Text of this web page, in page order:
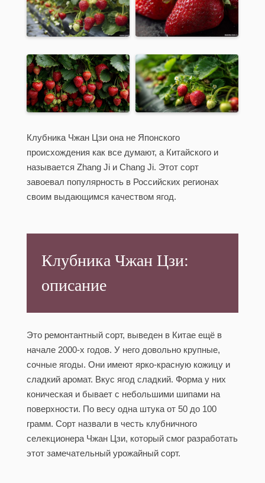
Клубника Чжан Цзи она не Японского
происхождения как все думают, а Китайского и
называется Zhang Ji и Chang Ji. Этот сорт
завоевал популярность в Российских регионах
своим выдающимся качеством ягод.
Клубника Чжан Цзи:
описание
Это ремонтантный сорт, выведен в Китае ещё в
начале 2000-х годов. У него довольно крупные,
сочные ягоды. Они имеют ярко-красную кожицу и
сладкий аромат. Вкус ягод сладкий. Форма у них
коническая и бывает с небольшими шипами на
поверхности. По весу одна штука от 50 до 100
грамм. Сорт назвали в честь клубничного
селекционера Чжан Цзи, который смог разработать
этот замечательный урожайный сорт.